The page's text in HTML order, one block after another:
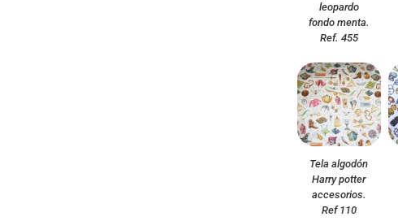
leopardo
fondo menta.
Ref. 455
Tela algodón
Harry potter
accesorios.
Ref 110